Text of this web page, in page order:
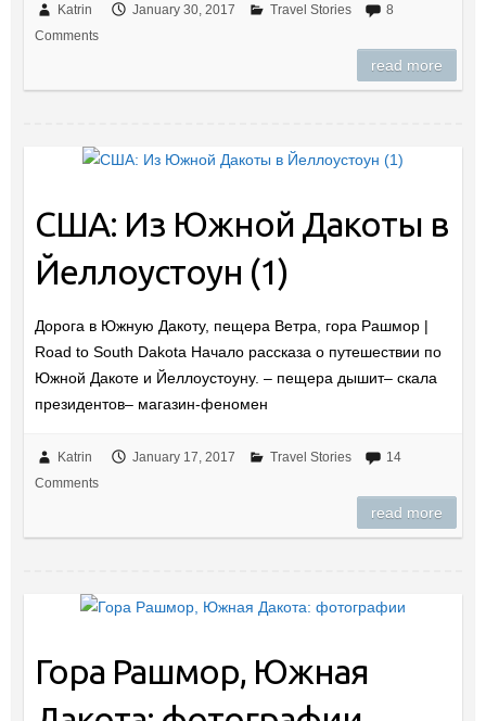
Katrin January 30, 2017 Travel Stories
8
Comments
read more
США: Из Южной Дакоты в
Йеллоустоун (1)
Дорога в Южную Дакоту, пещера Ветра, гора Рашмор |
Road to South Dakota Начало рассказа о путешествии по
Южной Дакоте и Йеллоустоуну. – пещера дышит– скала
президентов– магазин-феномен
Katrin January 17, 2017 Travel Stories
14
Comments
read more
Гора Рашмор, Южная